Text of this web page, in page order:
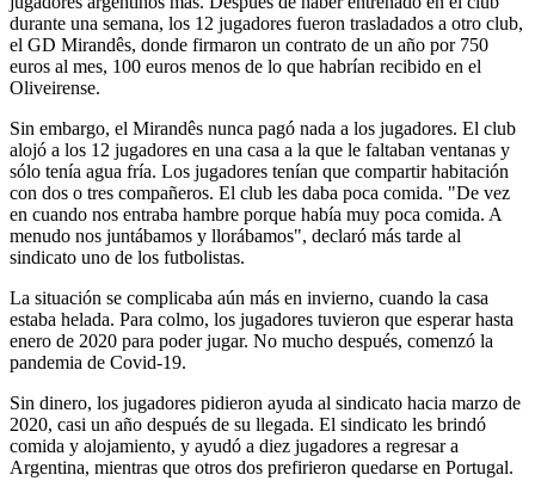
durante una semana, los 12 jugadores fueron trasladados a otro club,
el GD Mirandês, donde firmaron un contrato de un año por 750
euros al mes, 100 euros menos de lo que habrían recibido en el
Oliveirense.
Sin embargo, el Mirandês nunca pagó nada a los jugadores. El club
alojó a los 12 jugadores en una casa a la que le faltaban ventanas y
sólo tenía agua fría. Los jugadores tenían que compartir habitación
con dos o tres compañeros. El club les daba poca comida. "De vez
en cuando nos entraba hambre porque había muy poca comida. A
menudo nos juntábamos y llorábamos", declaró más tarde al
sindicato uno de los futbolistas.
La situación se complicaba aún más en invierno, cuando la casa
estaba helada. Para colmo, los jugadores tuvieron que esperar hasta
enero de 2020 para poder jugar. No mucho después, comenzó la
pandemia de Covid-19.
Sin dinero, los jugadores pidieron ayuda al sindicato hacia marzo de
2020, casi un año después de su llegada. El sindicato les brindó
comida y alojamiento, y ayudó a diez jugadores a regresar a
Argentina, mientras que otros dos prefirieron quedarse en Portugal.